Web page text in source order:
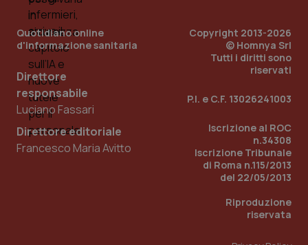
Quotidiano online
d'informazione sanitaria
Direttore
responsabile
Luciano Fassari
Direttore editoriale
Francesco Maria Avitto
Copyright 2013-2026
© Homnya Srl
Tutti i diritti sono
riservati
P.I. e C.F. 13026241003
Iscrizione al ROC
n.34308
Iscrizione Tribunale
di Roma n.115/2013
del 22/05/2013
Riproduzione
riservata
_ga_KM60CM4NPH
mese